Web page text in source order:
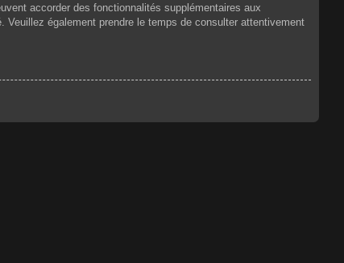
accorder des fonctionnalités supplémentaires aux
également prendre le temps de consulter attentivement